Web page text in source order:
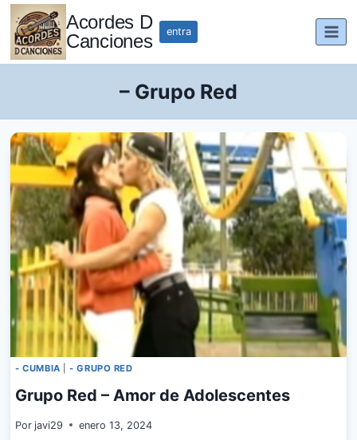
Saltar
contenido
Acordes D
Canciones
entra
– Grupo Red
- CUMBIA |- GRUPO RED
Grupo Red – Amor de Adolescentes
Por javi29 enero 13, 2024